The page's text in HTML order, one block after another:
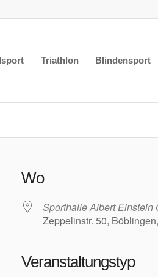
Triathlon Blindensport
Wo
Sporthalle Albert Einstein
Zeppelinstr. 50,
Veranstaltungstyp